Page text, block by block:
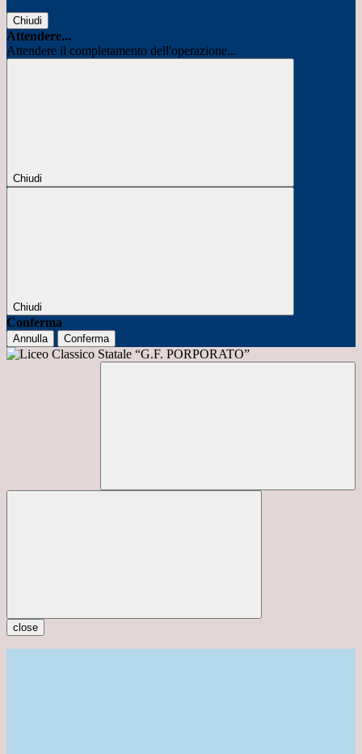
Chiudi
Attendere...
Attendere il completamento dell'operazione...
Chiudi
Chiudi
Conferma
Annulla Conferma
close